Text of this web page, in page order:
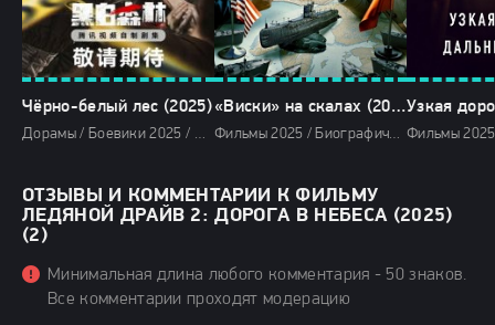
Чёрно-белый лес (2025)
Дорамы / Боевики 2025 / Детективы 2025 / Сериалы 2025 / Фильмы 2025 / Смотреть фильмы онлайн
«Виски» на скалах (2025)
Фильмы 2025 / Биографические фильмы 2025 / Военные фильмы 2025 / Драмы 2025 / Исторические фильмы 2025 / Комедии 2025 / Сериалы 2025 / Сериалы в озвучке TVShows / Смотреть фильмы онлайн
ОТЗЫВЫ И КОММЕНТАРИИ К ФИЛЬМУ
ЛЕДЯНОЙ ДРАЙВ 2: ДОРОГА В НЕБЕСА (2025)
(2)
Минимальная длина любого комментария - 50 знаков.
Все комментарии проходят модерацию